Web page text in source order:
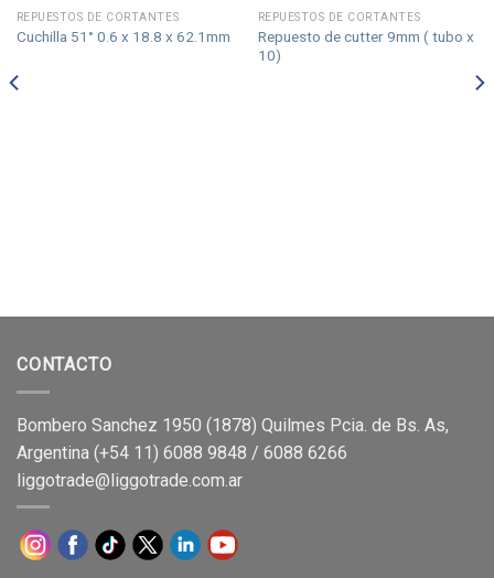
REPUESTOS DE CORTANTES
Cuchilla 51° 0.6 x 18.8 x 62.1mm
REPUESTOS DE CORTANTES
Repuesto de cutter 9mm ( tubo x
10)
CONTACTO
Bombero Sanchez 1950 (1878) Quilmes Pcia. de Bs. As,
Argentina (+54 11) 6088 9848 / 6088 6266
liggotrade@liggotrade.com.ar